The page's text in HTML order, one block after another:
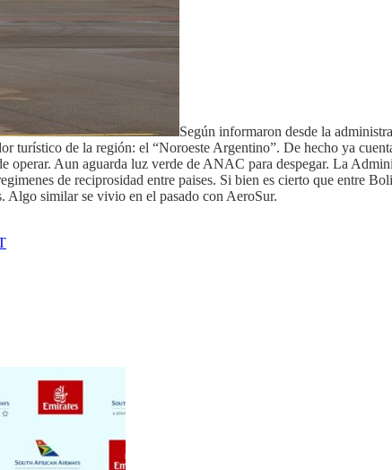
Según informaron desde la
turístico de la región: el “Noroeste Argentino”. De hecho ya
operar. Aun aguarda luz verde de ANAC para despegar. La
de reciprosidad entre paises. Si bien es cierto que entre
Algo similar se vivio en el pasado con AeroSur.